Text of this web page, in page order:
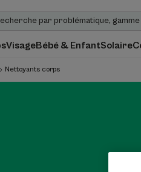
VisageBébé & EnfantSolaire
Nettoyants corps